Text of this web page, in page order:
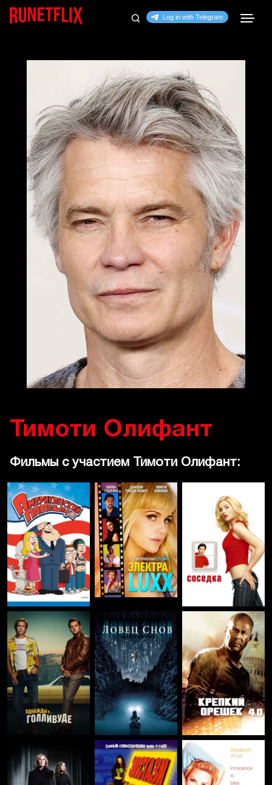
Тимоти Олифант
Фильмы с участием Тимоти Олифант: